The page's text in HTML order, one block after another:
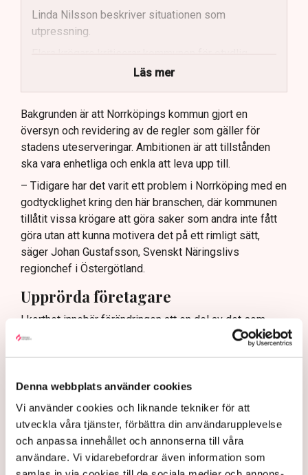
Denna webbplats använder cookies
Vi använder cookies och liknande tekniker för att
utveckla våra tjänster, förbättra din användarupplevelse
och anpassa innehållet och annonserna till våra
användare. Vi vidarebefordrar även information som
Linda Nilsson beskriver situationen som
utpressning.
Flera krögare kritiserar kommunen för otydlig
Kommunen vill skapa enhetliga regler för
uteserveringar.
Lindas Kula ställer in uteserveringen för
sommaren.
Läs mer
Bakgrunden är att Norrköpings kommun gjort en
översyn och revidering av de regler som gäller för
stadens uteserveringar. Ambitionen är att tillstånden
ska vara enhetliga och enkla att leva upp till.
– Tidigare har det varit ett problem i Norrköping med en
godtycklighet kring den här branschen, där kommunen
tillåtit vissa krögare att göra saker som andra inte fått
göra utan att kunna motivera det på ett rimligt sätt,
säger Johan Gustafsson, Svenskt Näringslivs
regionchef i Östergötland.
Upprörda företagare
I korthet innebär förändringen att en del av det som
kallas allmän platsmark ändras till att bli så kallad
exempel en uteservering, under begränsad tid och får
inte ha alltför omfattande konstruktioner som väggar
och inglasning.
– Det har funnits konstruktioner runt uteserveringarna
som inte varit öppna och sådana är inte tillåtna på